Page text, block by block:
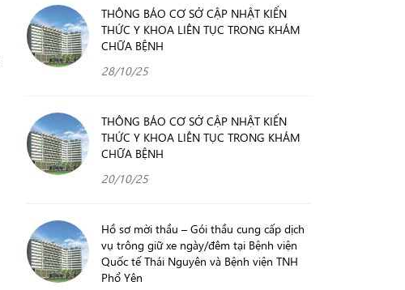
THÔNG BÁO CƠ SỞ CẬP NHẬT KIẾN
THỨC Y KHOA LIÊN TỤC TRONG KHÁM
CHỮA BỆNH
28/10/25
THÔNG BÁO CƠ SỞ CẬP NHẬT KIẾN
THỨC Y KHOA LIÊN TỤC TRONG KHÁM
CHỮA BỆNH
20/10/25
Hồ sơ mời thầu – Gói thầu cung cấp dịch
vụ trông giữ xe ngày/đêm tại Bệnh viện
Quốc tế Thái Nguyên và Bệnh viện TNH
Phổ Yên